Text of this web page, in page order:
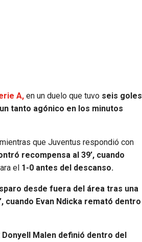
A, en un duelo que tuvo seis goles
un tanto agónico en los minutos
mientras que Juventus respondió con
recompensa al 39’, cuando
el 1-0 antes del descanso.
desde fuera del área tras una
cuando Evan Ndicka remató dentro
Malen definió dentro del